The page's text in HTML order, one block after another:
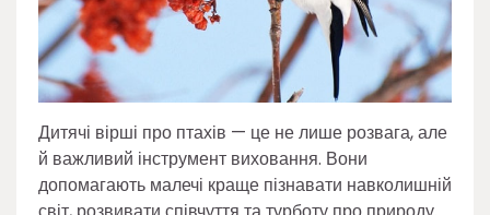
Дитячі вірші про птахів — це не лише розвага, але
й важливий інструмент виховання. Вони
допомагають малечі краще пізнавати навколишній